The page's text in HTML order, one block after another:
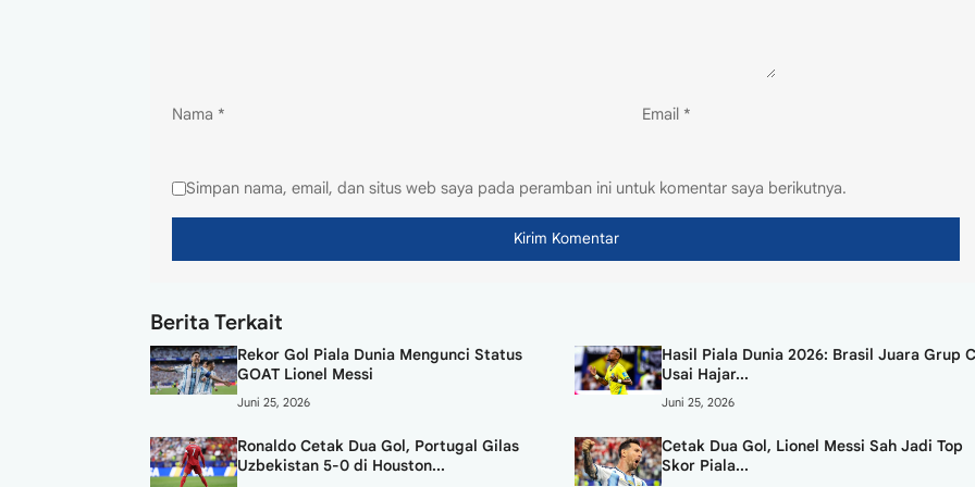
Nama * Email *
Simpan nama, email, dan situs web saya pada peramban ini untuk komentar saya berikutnya.
Berita Terkait
Rekor Gol Piala Dunia Mengunci Status
GOAT Lionel Messi
Juni 25, 2026
Hasil Piala Dunia 2026: Brasil Juara Grup C
Usai Hajar...
Juni 25, 2026
Ronaldo Cetak Dua Gol, Portugal Gilas
Uzbekistan 5-0 di Houston...
Cetak Dua Gol, Lionel Messi Sah Jadi Top
Skor Piala...